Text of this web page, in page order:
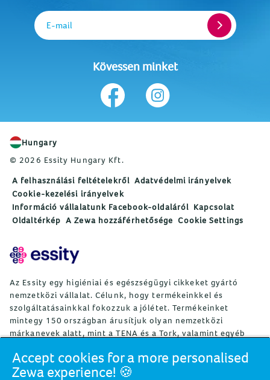
E-mail
Kövessen minket
Hungary
© 2026 Essity Hungary Kft.
A felhasználási feltételekről Adatvédelmi irányelvek
Cookie-kezelési irányelvek
Információ vállalatunk Facebook-oldaláról Kapcsolat
Oldaltérkép A Zewa hozzáférhetősége Cookie Settings
Az Essity egy higiéniai és egészségügyi cikkeket gyártó
nemzetközi vállalat. Célunk, hogy termékeinkkel és
szolgáltatásainkkal fokozzuk a jólétet. Termékeinket
mintegy 150 országban árusítjuk olyan nemzetközi
márkanevek alatt, mint a TENA és a Tork, valamint egyéb
Leukoplast, Libero, Libresse, Lotus, Modibodi, Nosotras,
Saba, Tempo, TOM Organic és Zewa. Az Essity mintegy
Accept cookies for a more personalised
Zewa experience! 🍪